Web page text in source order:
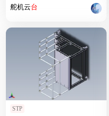
舵机云台
STP